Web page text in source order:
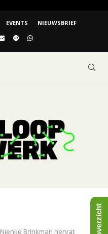
EVENTS NIEUWSBRIEF
Nienke Brinkman hervat